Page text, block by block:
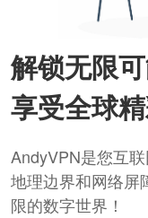
解锁无限可
享受全球精
AndyVPN是您互
地理边界和网络屏
限的数字世界！